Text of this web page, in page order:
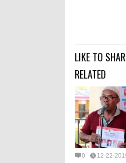
LIKE TO
RELATED
0 12-22-